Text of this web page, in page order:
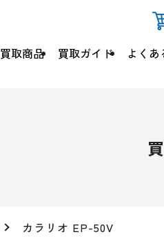
買取商品 買取ガイド よくあ
カラリオ EP-50V